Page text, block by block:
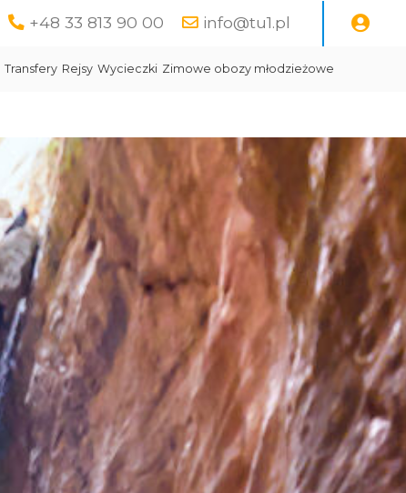
+48 33 813 90 00 info@tu1.pl
Transfery Rejsy Wycieczki Zimowe obozy młodzieżowe